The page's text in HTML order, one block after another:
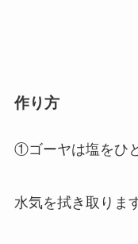
作り方
①ゴーヤは塩をひ
水気を拭き取りま